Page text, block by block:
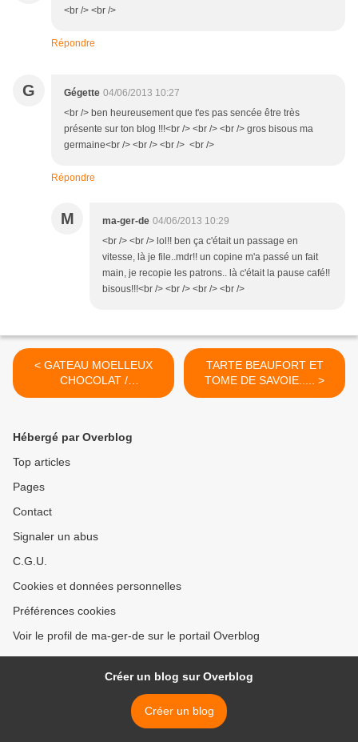
<br /> <br />
Répondre
G Gégette 04/06/2013 10:27
<br /> ben heureusement que t'es pas sencée être très
présente sur ton blog !!!<br /> <br /> <br /> gros bisous ma
germaine<br /> <br /> <br /> <br />
Répondre
M ma-ger-de 04/06/2013 10:29
<br /> <br /> lol!! ben ça c'était un passage en
vitesse, là je file..mdr!! un copine m'a passé un fait
main, je recopie les patrons.. là c'était la pause café!!
bisous!!!<br /> <br /> <br /> <br />
< GATEAU MOELLEUX
CHOCOLAT /
CACAHUETE...
TARTE BEAUFORT ET
TOME DE SAVOIE..... >
Hébergé par Overblog
Top articles
Pages
Contact
Signaler un abus
C.G.U.
Cookies et données personnelles
Préférences cookies
Voir le profil de ma-ger-de sur le portail Overblog
Créer un blog sur Overblog
Créer un blog